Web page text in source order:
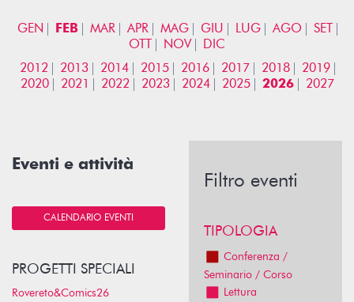
GEN FEB MAR APR MAG GIU LUG AGO
SET
OTT
NOV
DIC
2012
2013 2014 2015 2016 2017 2018
2019
2020
2021 2022 2023 2024 2025 2026 2027
Eventi e attività
CALENDARIO EVENTI
PROGETTI SPECIALI
Rovereto&Comics26
Filtro eventi
TIPOLOGIA
Conferenza /
Seminario / Corso
Lettura